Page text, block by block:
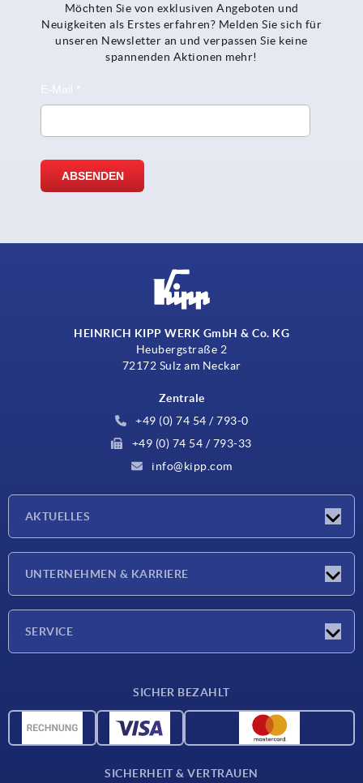
Möchten Sie von exklusiven Angeboten und
Neuigkeiten als Erstes erfahren? Melden Sie sich für
unseren Newsletter an und verpassen Sie keine
spannenden Aktionen mehr!
HEINRICH KIPP WERK GmbH & Co. KG
Heubergstraße 2
72172 Sulz am Neckar
Zentrale
+49 (0) 74 54 / 793-0
+49 (0) 74 54 / 793-33
info@kipp.com
AKTUELLES
Presseberichte
UNTERNEHMEN & KARRIERE
SERVICE
Werkstoffübersicht
SICHER BEZAHLT
SICHERHEIT & VERTRAUEN